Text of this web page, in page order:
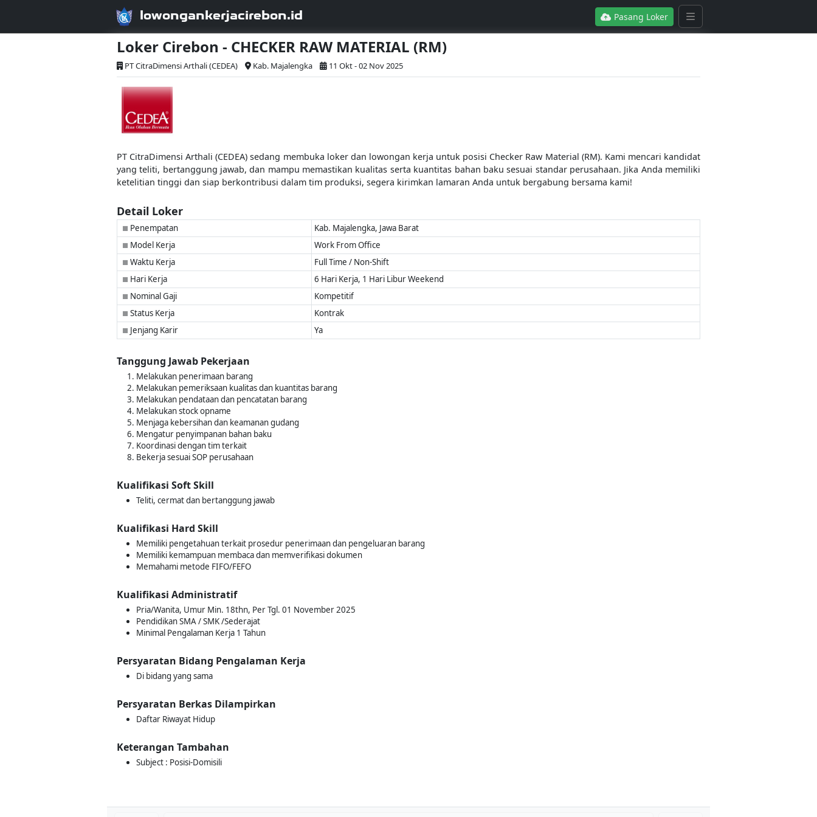
lowongankerjacirebon.id Pasang Loker
Loker Cirebon - CHECKER RAW MATERIAL (RM)
PT CitraDimensi Arthali (CEDEA) Kab. Majalengka 11 Okt - 02 Nov 2025
PT CitraDimensi Arthali (CEDEA) sedang membuka loker dan lowongan kerja untuk posisi Checker Raw Material (RM). Kami mencari kandidat
yang teliti, bertanggung jawab, dan mampu memastikan kualitas serta kuantitas bahan baku sesuai standar perusahaan. Jika Anda memiliki
ketelitian tinggi dan siap berkontribusi dalam tim produksi, segera kirimkan lamaran Anda untuk bergabung bersama kami!
Detail Loker
■ Penempatan Kab. Majalengka, Jawa Barat
■ Model Kerja Work From Office
■ Waktu Kerja Full Time / Non-Shift
■ Hari Kerja 6 Hari Kerja, 1 Hari Libur Weekend
■ Nominal Gaji Kompetitif
■ Status Kerja Kontrak
■ Jenjang Karir Ya
Tanggung Jawab Pekerjaan
Melakukan penerimaan barang
Melakukan pemeriksaan kualitas dan kuantitas barang
Melakukan pendataan dan pencatatan barang
Melakukan stock opname
Menjaga kebersihan dan keamanan gudang
Mengatur penyimpanan bahan baku
Koordinasi dengan tim terkait
Bekerja sesuai SOP perusahaan
Kualifikasi Soft Skill
Teliti, cermat dan bertanggung jawab
Kualifikasi Hard Skill
Memiliki pengetahuan terkait prosedur penerimaan dan pengeluaran barang
Memiliki kemampuan membaca dan memverifikasi dokumen
Memahami metode FIFO/FEFO
Kualifikasi Administratif
Pria/Wanita, Umur Min. 18thn, Per Tgl. 01 November 2025
Pendidikan SMA / SMK /Sederajat
Minimal Pengalaman Kerja 1 Tahun
Persyaratan Bidang Pengalaman Kerja
Di bidang yang sama
Persyaratan Berkas Dilampirkan
Daftar Riwayat Hidup
Keterangan Tambahan
Subject : Posisi-Domisili